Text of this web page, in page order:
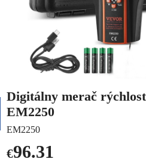
Digitálny merač
EM2250
EM2250
€96.31